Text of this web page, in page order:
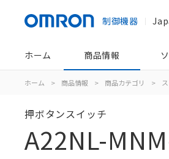
制御機器
ホーム 商品情報
ホーム > 商品情報 > 商品カテゴリ >
押ボタンスイッチ
A22NL-